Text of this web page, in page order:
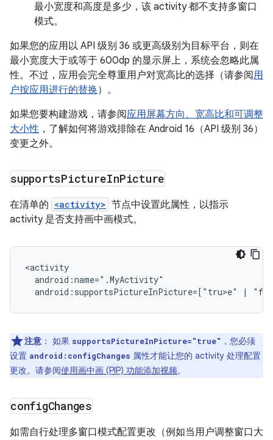
最小宽度和高度是多少，该 activity 都不支持多窗口
模式。
如果您的应用以 API 级别 36 或更高级别为目标平台，则在
最小宽度大于或等于 600dp 的显示屏上，系统会忽略此属
性。不过，应用会完全尊重用户对宽高比的选择（请参阅用
户按应用进行的替换）。
如果您要构建游戏，请参阅应用屏幕方向、宽高比和可调整
大小性 ，了解如何将游戏排除在 Android 16（API 级别 36）
变更之外。
supportsPictureInPicture
在清单的 <activity> 节点中设置此属性，以指示
activity 是否支持画中画模式。
android:supportsPictureInPicture=["tru>e" |
注意 ： 如果 supportsPictureInPicture="true" ，您必须
设置 android:configChanges 属性才能让您的 activity 处理配置
更改。请参阅使用画中画 (PIP) 功能添加视频。
configChanges
如需自行处理多窗口模式配置更改（例如当用户调整窗口大